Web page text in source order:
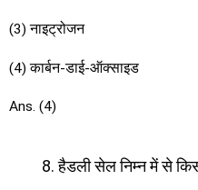
(3) नाइट्रोजन
(4) कार्बन-डाई-ऑक्साइड
Ans. (4)
हैडली सेल निम्न में से